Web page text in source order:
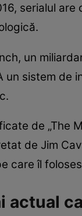
serialul
un
un sistem
de „The
de Jim
care îl
actual